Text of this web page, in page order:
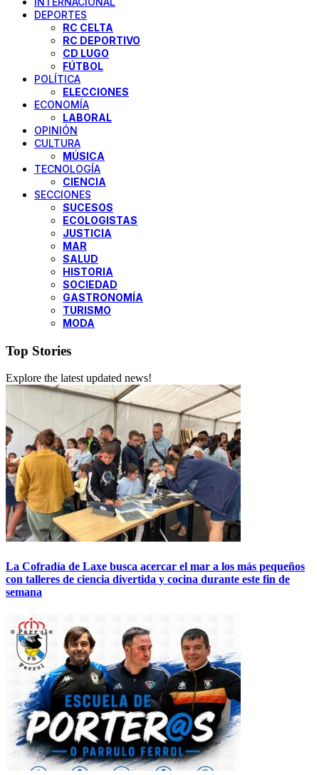
DEPORTES
RC CELTA
RC DEPORTIVO
CD LUGO
FÚTBOL
POLÍTICA
ELECCIONES
ECONOMÍA
LABORAL
OPINIÓN
CULTURA
MÚSICA
TECNOLOGÍA
CIENCIA
SECCIONES
SUCESOS
ECOLOGISTAS
JUSTICIA
MAR
SALUD
HISTORIA
SOCIEDAD
GASTRONOMÍA
TURISMO
MODA
Top Stories
Explore the latest updated news!
La Cofradía de Laxe busca acercar el mar a los más pequeños
con talleres de ciencia divertida y cocina durante este fin de
semana